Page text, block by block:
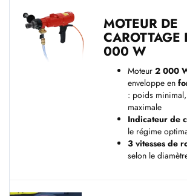
MOTEUR DE
000 W
Moteur 2 000
enveloppe en
: poids
maximale
Indicateur de
le régime
3 vitesses de
selon le